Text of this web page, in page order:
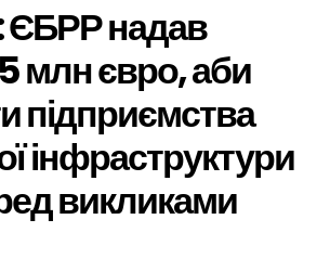
ЄБРР надав
млн євро, аби
підприємства
інфраструктури
викликами